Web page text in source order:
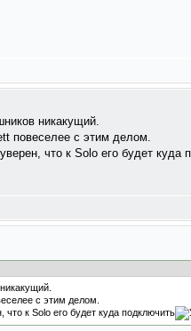
никакущий.
повеселее с этим делом.
что к Solo его будет куда
с этим делом.
что к Solo его будет куда подключить